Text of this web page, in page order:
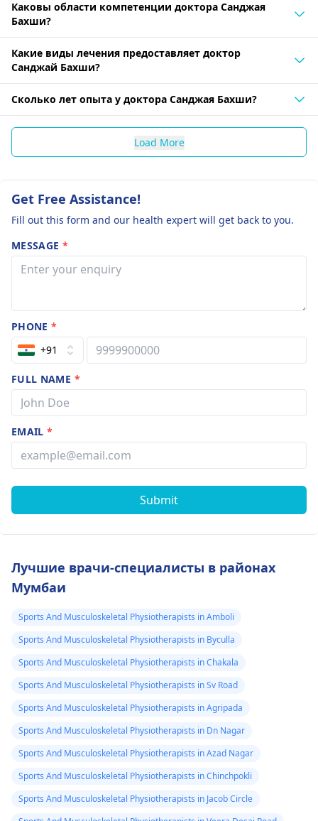
Каковы области компетенции доктора Санджая
Бахши?
Какие виды лечения предоставляет доктор
Санджай Бахши?
Сколько лет опыта у доктора Санджая Бахши?
Load More
Get Free Assistance!
Fill out this form and our health expert will get back to you.
MESSAGE *
PHONE*
+91
FULL NAME *
EMAIL*
Submit
Лучшие врачи-специалисты в районах
Мумбаи
Sports And Musculoskeletal Physiotherapists in Amboli
Sports And Musculoskeletal Physiotherapists in Byculla
Sports And Musculoskeletal Physiotherapists in Chakala
Sports And Musculoskeletal Physiotherapists in Sv Road
Sports And Musculoskeletal Physiotherapists in Agripada
Sports And Musculoskeletal Physiotherapists in Dn Nagar
Sports And Musculoskeletal Physiotherapists in Azad Nagar
Sports And Musculoskeletal Physiotherapists in Chinchpokli
Sports And Musculoskeletal Physiotherapists in Jacob Circle